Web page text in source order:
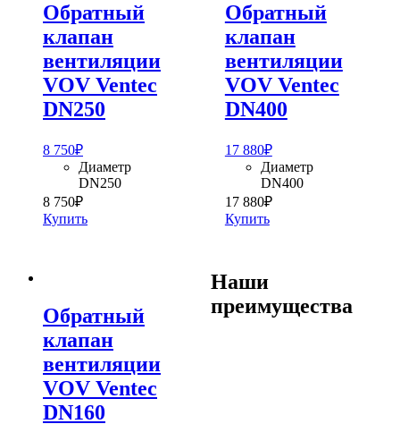
Обратный
клапан
вентиляции
VOV Ventec
DN250
8 750₽
Диаметр
DN250
8 750₽
Купить
Обратный
клапан
вентиляции
VOV Ventec
DN400
17 880₽
Диаметр
DN400
17 880₽
Купить
Обратный
клапан
вентиляции
VOV Ventec
DN160
Наши
преимущества